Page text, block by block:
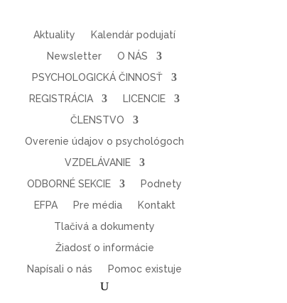
Aktuality
Kalendár podujatí
Newsletter
O NÁS
PSYCHOLOGICKÁ ČINNOSŤ
REGISTRÁCIA
LICENCIE
ČLENSTVO
Overenie údajov o psychológoch
VZDELÁVANIE
ODBORNÉ SEKCIE
Podnety
EFPA
Pre média
Kontakt
Tlačivá a dokumenty
Žiadosť o informácie
Napísali o nás
Pomoc existuje